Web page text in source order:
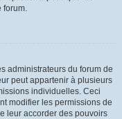
forum.
administrateurs du forum de
peut appartenir à plusieurs
individuelles. Ceci
modifier les permissions de
leur accorder des pouvoirs